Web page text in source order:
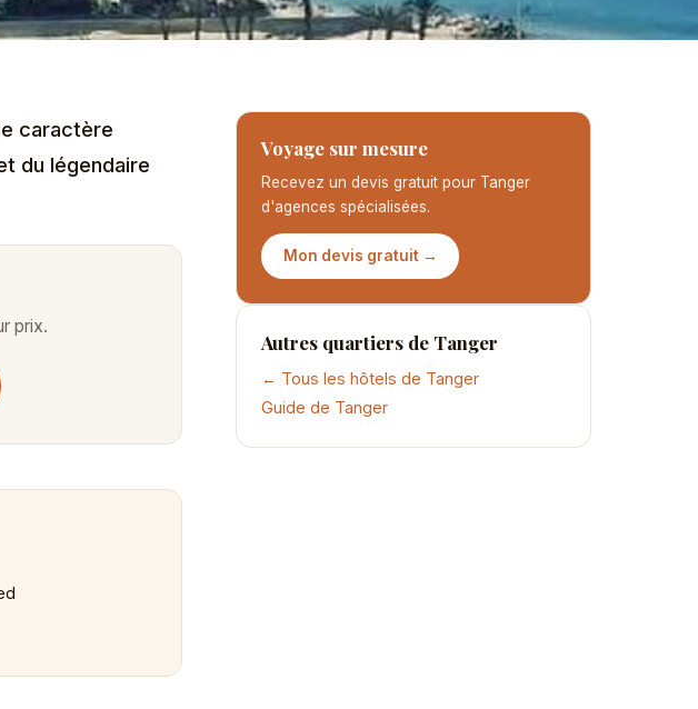
caractère
du légendaire
prix.
Voyage sur mesure
Recevez un devis gratuit pour Tanger
d'agences spécialisées.
Mon devis gratuit →
Autres quartiers de Tanger
← Tous les hôtels de Tanger
Guide de Tanger